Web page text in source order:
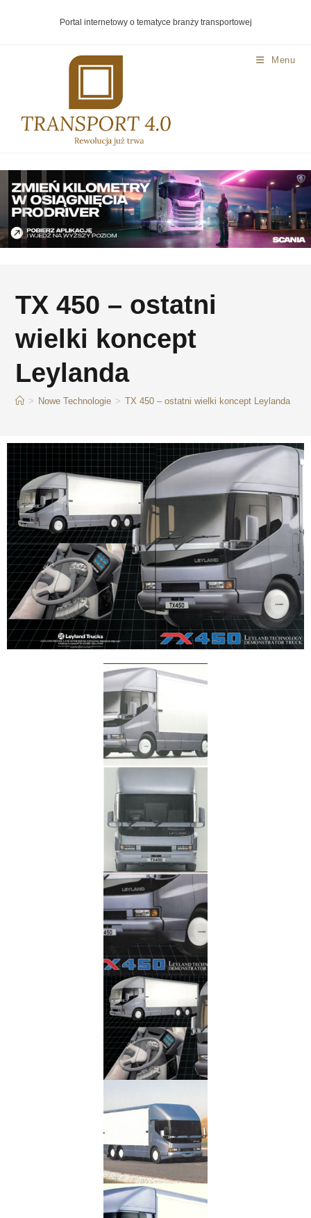
Portal internetowy o tematyce branży transportowej
Menu
TX 450 – ostatni
wielki koncept
Leylanda
> Nowe Technologie > TX 450 – ostatni wielki koncept Leylanda